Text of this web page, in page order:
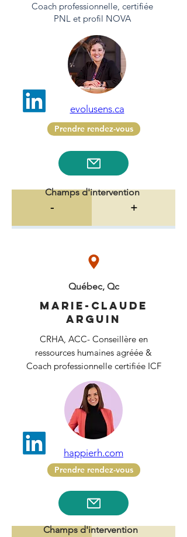
Coach professionnelle, certifiée
PNL et profil NOVA
evolusens.ca
Prendre rendez-vous
- +
Champs d'intervention
Québec, Qc
Marie-Claude
Arguin
CRHA, ACC- Conseillère en
ressources humaines agréée &
Coach professionnelle certifiée ICF
happierh.com
Prendre rendez-vous
Champs d'intervention